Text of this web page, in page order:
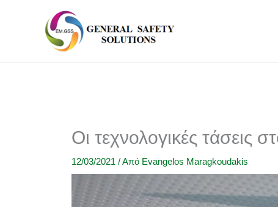
περιεχόμενο
Οι τεχνολογικές τάσεις
12/03/2021 / Από Evangelos Maragkoudakis